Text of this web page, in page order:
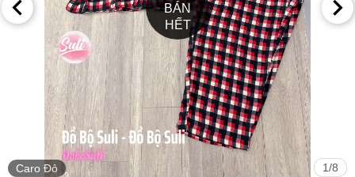
BÁN
HẾT
1/8
Caro Đỏ